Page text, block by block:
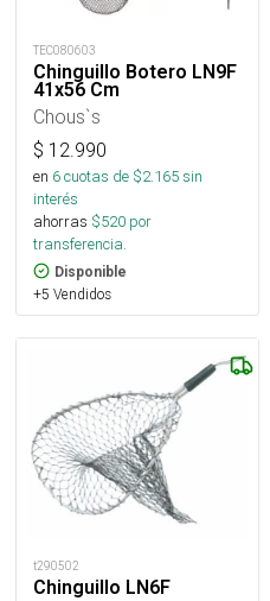
TEC080603
Chinguillo Botero LN9F
41x56 Cm
Chous`s
$ 12.990
en 6cuotas de $2.165sin
interés
ahorras $520 por
transferencia.
Disponible
+5 Vendidos
t290502
Chinguillo LN6F